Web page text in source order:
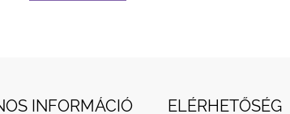
INFORMÁCIÓ ELÉRHETŐSÉG